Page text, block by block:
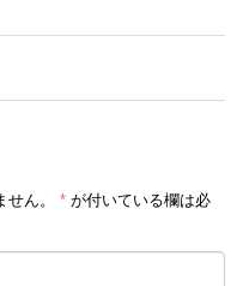
ん。 * が付いている欄は必